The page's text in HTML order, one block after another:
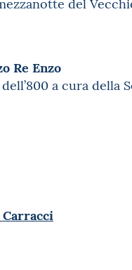
Re Enzo
a cura della